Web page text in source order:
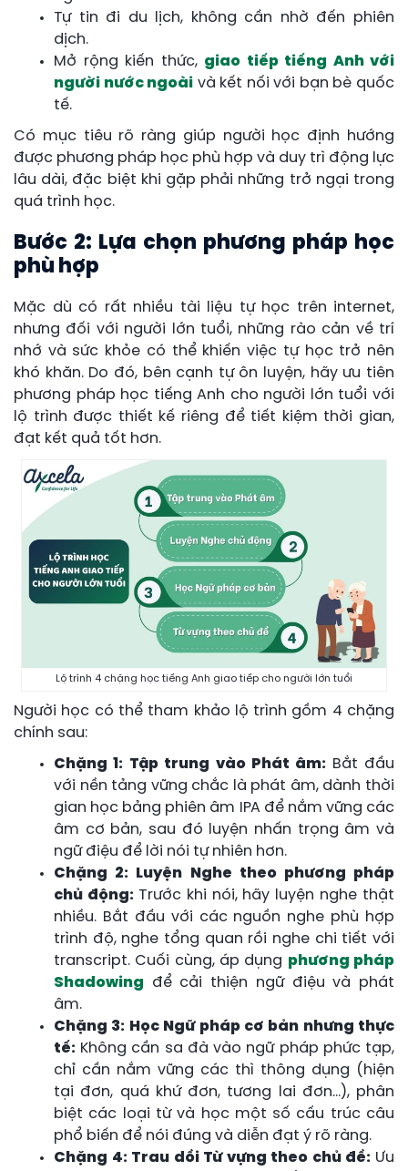
Tự tin đi du lịch, không cần nhờ đến phiên
dịch.
Mở rộng kiến thức, giao tiếp tiếng Anh với
người nước ngoài và kết nối với bạn bè quốc
tế.
Có mục tiêu rõ ràng giúp người học định hướng
được phương pháp học phù hợp và duy trì động lực
lâu dài, đặc biệt khi gặp phải những trở ngại trong
quá trình học.
Bước 2: Lựa chọn phương pháp học
phù hợp
Mặc dù có rất nhiều tài liệu tự học trên internet,
nhưng đối với người lớn tuổi, những rào cản về trí
nhớ và sức khỏe có thể khiến việc tự học trở nên
khó khăn. Do đó, bên cạnh tự ôn luyện, hãy ưu tiên
phương pháp học tiếng Anh cho người lớn tuổi với
lộ trình được thiết kế riêng để tiết kiệm thời gian,
đạt kết quả tốt hơn.
Lộ trình 4 chặng học tiếng Anh giao tiếp cho người lớn tuổi
Người học có thể tham khảo lộ trình gồm 4 chặng
chính sau:
Chặng 1: Tập trung vào Phát âm: Bắt đầu
với nền tảng vững chắc là phát âm, dành thời
gian học bảng phiên âm IPA để nắm vững các
âm cơ bản, sau đó luyện nhấn trọng âm và
ngữ điệu để lời nói tự nhiên hơn.
Chặng 2: Luyện Nghe theo phương pháp
chủ động: Trước khi nói, hãy luyện nghe thật
nhiều. Bắt đầu với các nguồn nghe phù hợp
trình độ, nghe tổng quan rồi nghe chi tiết với
transcript. Cuối cùng, áp dụng phương pháp
Shadowing để cải thiện ngữ điệu và phát
âm.
Chặng 3: Học Ngữ pháp cơ bản nhưng thực
tế: Không cần sa đà vào ngữ pháp phức tạp,
chỉ cần nắm vững các thì thông dụng (hiện
tại đơn, quá khứ đơn, tương lai đơn…), phân
biệt các loại từ và học một số cấu trúc câu
phổ biến để nói đúng và diễn đạt ý rõ ràng.
Chặng 4: Trau dồi Từ vựng theo chủ đề: Ưu